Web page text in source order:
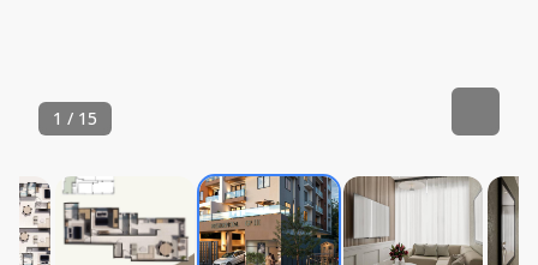
1 / 15